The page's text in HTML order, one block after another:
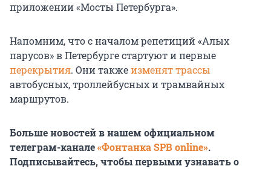
приложении «Мосты Петербурга».
Напомним, что с началом репетиций «Алых
парусов» в Петербурге стартуют и первые
перекрытия. Они такжеизменят трассы
автобусных, троллейбусных и трамвайных
маршрутов.
Больше новостей в нашем официальном
телеграм-канале«Фонтанка SPB online».
Подписывайтесь, чтобы первыми узнавать о